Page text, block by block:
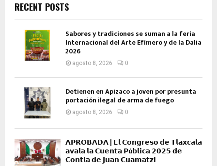
RECENT POSTS
Sabores y tradiciones se suman a la feria
Internacional del Arte Efímero y de la Dalia
2026
agosto 8, 2026 0
Detienen en Apizaco a joven por presunta
portación ilegal de arma de fuego
agosto 8, 2026 0
𝗔𝗣𝗥𝗢𝗕𝗔𝗗𝗔 | 𝗘𝗹 𝗖𝗼𝗻𝗴𝗿𝗲𝘀𝗼 𝗱𝗲 𝗧𝗹𝗮𝘅𝗰𝗮𝗹𝗮
𝗮𝘃𝗮𝗹𝗮 𝗹𝗮 𝗖𝘂𝗲𝗻𝘁𝗮 𝗣ú𝗯𝗹𝗶𝗰𝗮 𝟮𝟬𝟮𝟱 𝗱𝗲
𝗖𝗼𝗻𝘁𝗹𝗮 𝗱𝗲 𝗝𝘂𝗮𝗻 𝗖𝘂𝗮𝗺𝗮𝘁𝘇𝗶